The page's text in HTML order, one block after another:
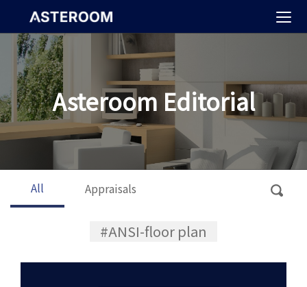
Asteroom Editorial
All Appraisals
#ANSI-floor plan